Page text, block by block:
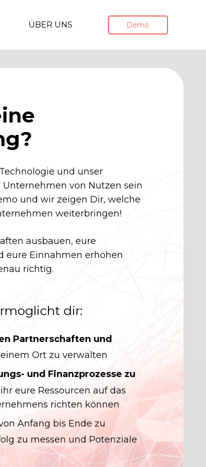
ÜBER UNS Demo
und unser
von Nutzen sein
und wir zeigen Dir, welche
weiterbringen!
ausbauen, eure
eure Einnahmen erhöhen
richtig.
dir:
Partnerschaften und
Ort zu verwalten
und Finanzprozesse zu
eure Ressourcen auf das
richten können
Anfang bis Ende zu
zu messen und Potenziale